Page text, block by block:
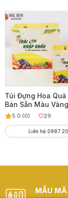
Túi Đựng Hoa Quả
Bán Sẵn Màu
Kích Cỡ Từ 1kg –
5.0 (0) 29
Liên hệ
MẪU